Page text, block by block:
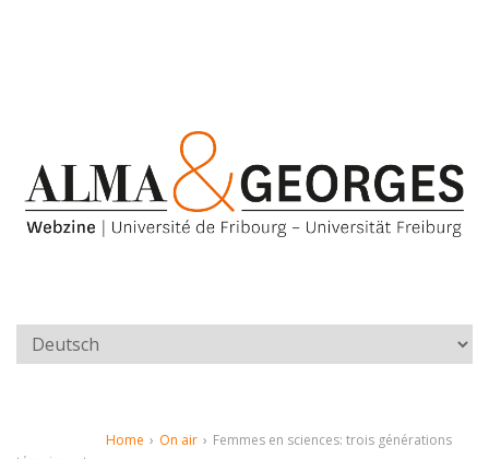
Home › On air › Femmes en sciences: trois générations